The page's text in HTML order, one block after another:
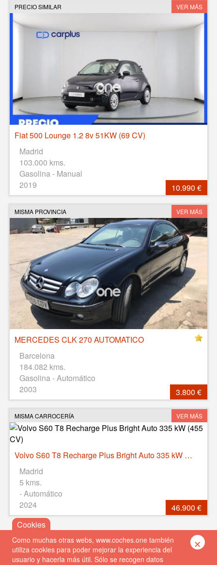
PRECIO SIMILAR VER MÁS
Fiat 500 Lounge 1.2 8v 51KW (69 CV)
Madrid
103.000 kms.
Gasolina - Manual
2019
10.990 €
MISMA PROVINCIA VER MÁS
MERCEDES CLK 270 AUTOMATICO
Barcelona
184.082 kms.
Gasolina - Automático
2003
3.800 €
MISMA CARROCERÍA VER MÁS
Volvo S60 T8 Recharge Plus Bright Auto 335 kW (455 CV)
Madrid
5 kms.
- Automático
2024
46.900 €
Como muchas otras webs, www.coches.one también
utiliza cookies para poder mejorar la experiencia del
usuario y hacerla más útil. Sólo se recogen datos
×